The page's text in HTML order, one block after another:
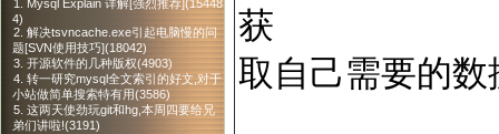
1. Mysql Explain 详解[强烈推荐](15448
4)
2. 解决tsvncache.exe引起电脑慢的问
题[SVN使用技巧](18042)
3. 开源软件的几种版权(4903)
4. 转一研究mysql全文索引的好文,对于
小站做简单搜索特有用(3586)
5. 这两天使劲玩git和hg,本周四要给兄
弟们讲啦!(3191)
获
取自己需要的数